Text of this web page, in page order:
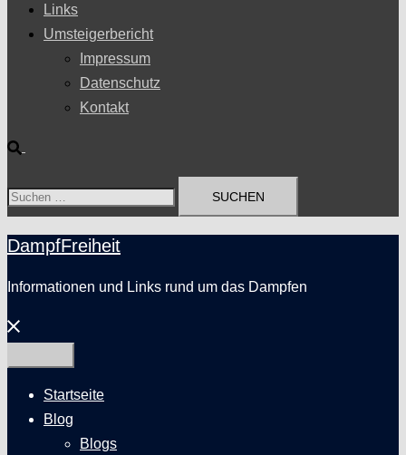
Links
Umsteigerbericht
Impressum
Datenschutz
Kontakt
Suche
Suchen
DampfFreiheit
Informationen und Links rund um das Dampfen
Menü
schließen
Startseite
Blog
Blogs